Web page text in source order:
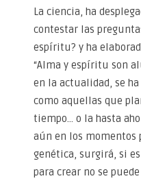
La ciencia, ha
contestar las
espíritu? y ha
“Alma y espíritu son
en la actualidad, se
como aquellas que
tiempo… o la hasta
aún en los momentos
genética, surgirá, si
para crear no se